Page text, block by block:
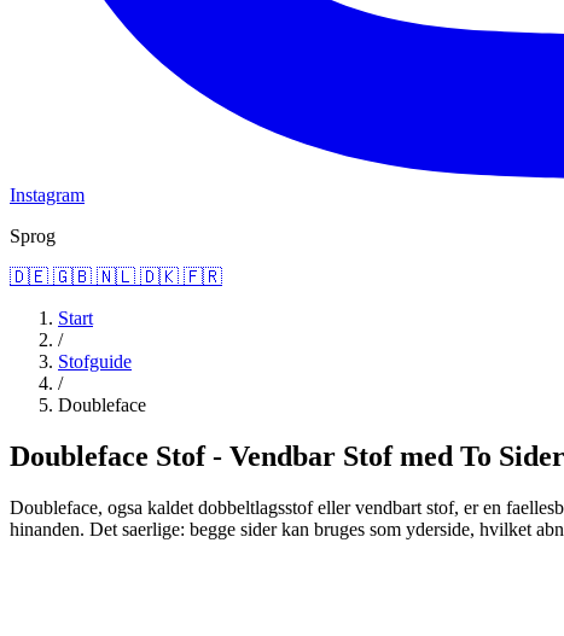
Instagram
Sprog
🇩🇪 🇬🇧 🇳🇱 🇩🇰 🇫🇷
Start
/
Stofguide
/
Doubleface
Doubleface Stof - Vendbar Stof med To
Doubleface, ogsa kaldet dobbeltlagsstof eller vendbart stof, er en
hinanden. Det saerlige: begge sider kan bruges som yderside, hvilket